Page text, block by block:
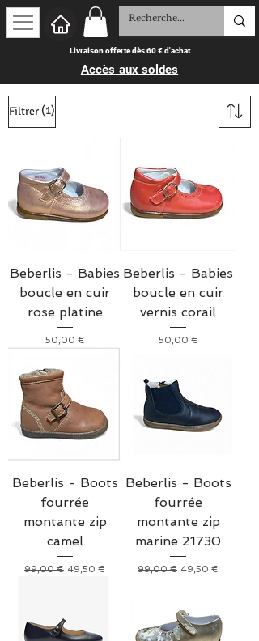
Livraison offerte dès 60 € d'achat
Accès aux soldes
Filtrer (1)
Beberlis - Babies
boucle en cuir
rose platine
Prix
50,00 €
Beberlis - Babies
boucle en cuir
vernis corail
Prix
50,00 €
Beberlis - Boots
fourrée
montante zip
camel
Prix original
99,00 € Prix promotionnel
49,50 €
Beberlis - Boots
fourrée
montante zip
marine 21730
Prix original
99,00 € Prix promotionnel
49,50 €